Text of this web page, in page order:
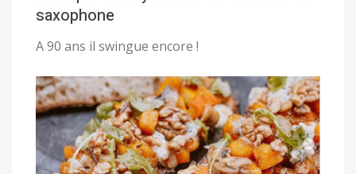
saxophone
A 90 ans il swingue encore !